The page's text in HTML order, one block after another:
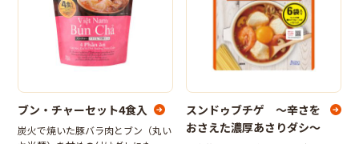
ブン・チャーセット4食入
炭火で焼いた豚バラ肉とブン（丸い
スンドゥブチゲ ～辛さを
おさえた濃厚あさりダシ～